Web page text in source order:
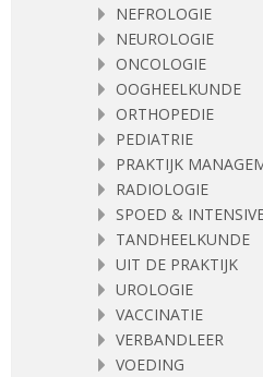
NEFROLOGIE
NEUROLOGIE
ONCOLOGIE
OOGHEELKUNDE
ORTHOPEDIE
PEDIATRIE
PRAKTIJK
RADIOLOGIE
SPOED &
TANDHEELKUNDE
UIT DE PRAKTIJK
UROLOGIE
VACCINATIE
VERBANDLEER
VOEDING